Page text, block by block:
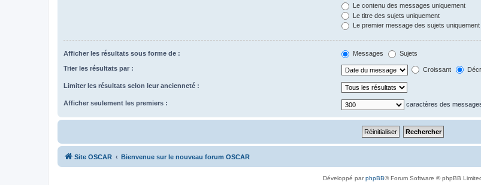
Le contenu des messages uniquement
Le titre des sujets uniquement
Le premier message des sujets uniquement
Afficher les résultats sous forme de : Messages Sujets
Trier les résultats par : Croissant
Limiter les résultats selon leur ancienneté :
Afficher seulement les premiers : caractères des
Site OSCAR Bienvenue sur le nouveau forum OSCAR
Développé parphpBB® Forum Software © phpBB